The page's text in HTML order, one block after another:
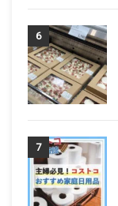
6
7